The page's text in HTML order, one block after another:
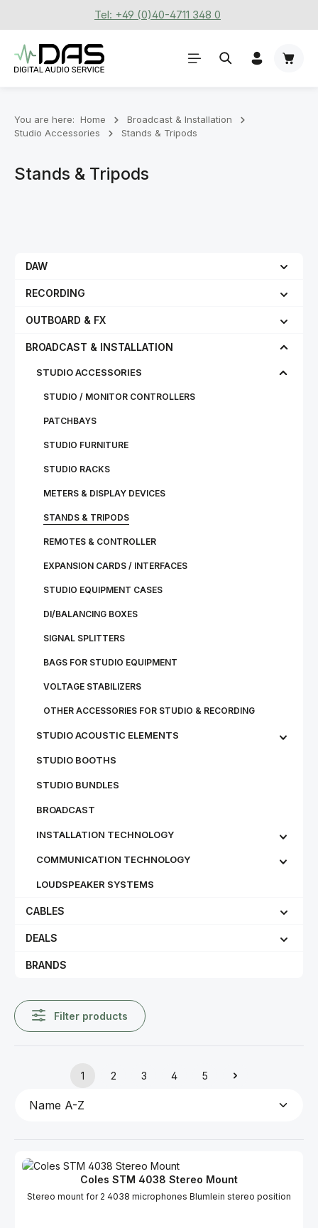
Skip to main contentTel: +49 (0)40-4711 348 0
You are here: Home
Broadcast & Installation
Studio Accessories
Stands & Tripods
Stands & Tripods
DAW
RECORDING
OUTBOARD & FX
BROADCAST & INSTALLATION
STUDIO ACCESSORIES
STUDIO / MONITOR CONTROLLERS
PATCHBAYS
STUDIO FURNITURE
STUDIO RACKS
METERS & DISPLAY DEVICES
STANDS & TRIPODS
REMOTES & CONTROLLER
EXPANSION CARDS / INTERFACES
STUDIO EQUIPMENT CASES
DI/BALANCING BOXES
SIGNAL SPLITTERS
BAGS FOR STUDIO EQUIPMENT
VOLTAGE STABILIZERS
OTHER ACCESSORIES FOR STUDIO & RECORDING
STUDIO ACOUSTIC ELEMENTS
STUDIO BOOTHS
STUDIO BUNDLES
BROADCAST
INSTALLATION TECHNOLOGY
COMMUNICATION TECHNOLOGY
LOUDSPEAKER SYSTEMS
CABLES
DEALS
BRANDS
Filter products
Page
1
Page
2
Page
3
Page
4
Page
5
Coles STM 4038 Stereo Mount
Stereo mount for 2 4038 microphones Blumlein stereo position